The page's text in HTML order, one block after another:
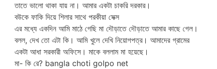
তাতে ভালো থাকা যায় না। আমার একটা চাকরি দরকার।
বউকে ফাকি দিয়ে শিলার সাথে পরকীয়া সেক্স
এর মধ্যে একদিন আমি মাঠে গেছি মা দৌড়াতে দৌড়াতে আমার কাছে গেল।
বলল, দেখ তো এটা কি। আমি খুলে দেখি নিয়োগপত্র। আমাদের গ্রামের
একটা আধা সরকারী অফিসে। মাকে বললাম মা হয়েছে।
মা- কি রে? bangla choti golpo net